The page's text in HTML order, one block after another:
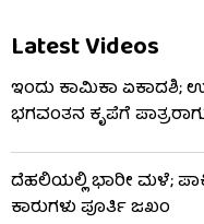
Latest Videos
ಇಂದು ಕಾಮಿಕಾ ಏಕಾದಶಿ;
ಭಗವಂತನ ಕೃಪೆಗೆ
ದೆಹಲಿಯಲ್ಲಿ ಭಾರೀ ಮಳೆ;
ಕಾರುಗಳು ಪೂರ್ತಿ ಜಖಂ